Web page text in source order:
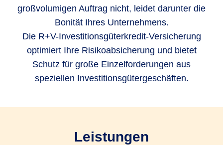
großvolumigen Auftrag nicht, leidet darunter die
Bonität Ihres Unternehmens.
Die R+V-Investitionsgüterkredit-Versicherung
optimiert Ihre Risikoabsicherung und bietet
Schutz für große Einzelforderungen aus
speziellen Investitionsgütergeschäften.
Leistungen